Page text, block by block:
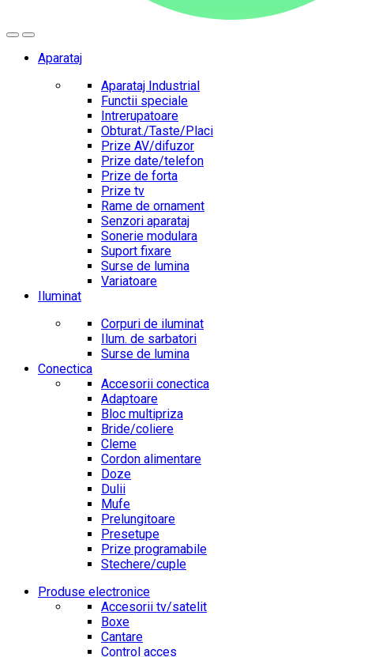
Aparataj
Aparataj Industrial
Functii speciale
Intrerupatoare
Obturat./Taste/Placi
Prize AV/difuzor
Prize date/telefon
Prize de forta
Prize tv
Rame de ornament
Senzori aparataj
Sonerie modulara
Suport fixare
Surse de lumina
Variatoare
Iluminat
Corpuri de iluminat
Ilum. de sarbatori
Surse de lumina
Conectica
Accesorii conectica
Adaptoare
Bloc multipriza
Bride/coliere
Cleme
Cordon alimentare
Doze
Dulii
Mufe
Prelungitoare
Presetupe
Prize programabile
Stechere/cuple
Produse electronice
Accesorii tv/satelit
Boxe
Cantare
Control acces